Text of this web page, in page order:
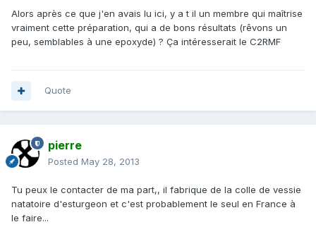
Alors après ce que j'en avais lu ici, y a t il un membre qui maîtrise
vraiment cette préparation, qui a de bons résultats (rêvons un
peu, semblables à une epoxyde) ? Ça intéresserait le C2RMF
Quote
pierre
Posted May 28, 2013
Tu peux le contacter de ma part,, il fabrique de la colle de vessie
natatoire d'esturgeon et c'est probablement le seul en France à
le faire...